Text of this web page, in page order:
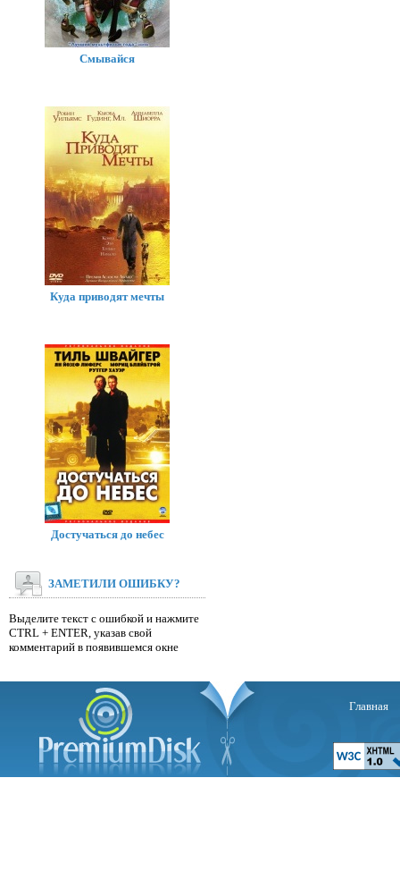
Смывайся
Куда приводят мечты
Достучаться до небес
ЗАМЕТИЛИ ОШИБКУ?
Выделите текст с ошибкой и нажмите
CTRL + ENTER, указав свой
комментарий в появившемся окне
Главная